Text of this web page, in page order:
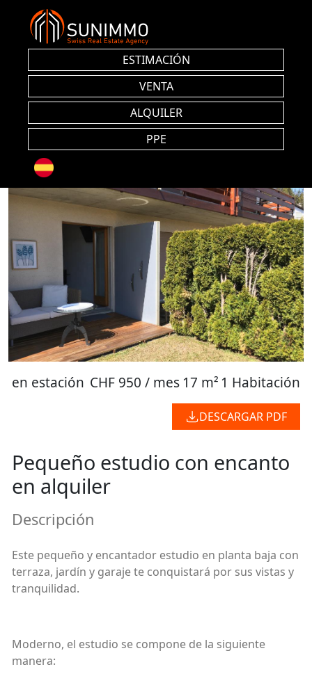
ESTIMACIÓN
VENTA
ALQUILER
PPE
en estación CHF 950 / mes 17 m² 1 Habitación
DESCARGAR PDF
Pequeño estudio con encanto
en alquiler
Descripción
Este pequeño y encantador estudio en planta baja con
terraza, jardín y garaje te conquistará por sus vistas y
tranquilidad.
Moderno, el estudio se compone de la siguiente
manera: